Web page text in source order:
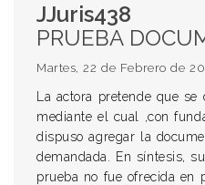
JJuris438
PRUEBA DOCUMENTAL. Presentación en segunda instancia. COSTAS. Carencia de justificación
Martes, 22 de Febrero de
La actora pretende que
mediante el cual ,con
dispuso agregar la
demandada. En síntesis,
prueba no fue ofrecida en